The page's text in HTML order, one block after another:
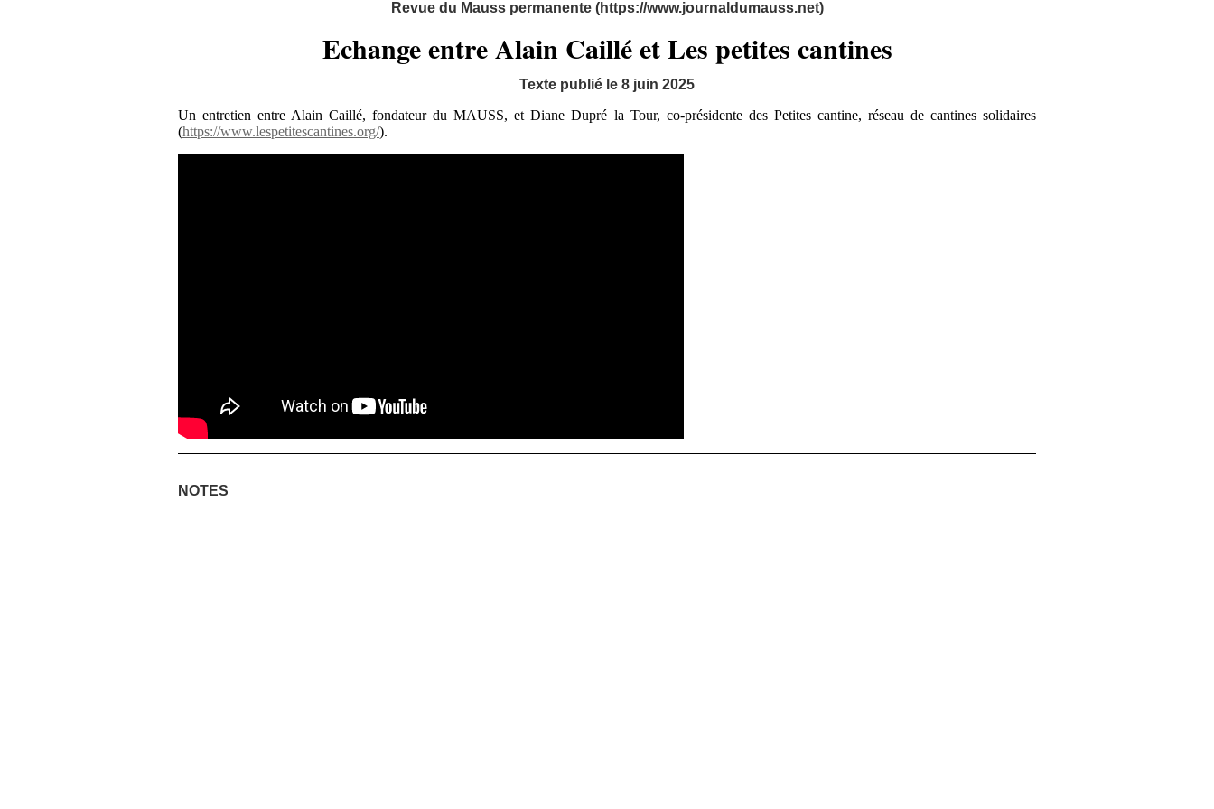
Revue du Mauss permanente (https://www.journaldumauss.net)
Echange entre Alain Caillé et Les petites cantines
Texte publié le 8 juin 2025
Un entretien entre Alain Caillé, fondateur du MAUSS, et Diane Dupré la Tour, co-présidente des Petites cantine, réseau de cantines solidaires
(https://www.lespetitescantines.org/).
NOTES